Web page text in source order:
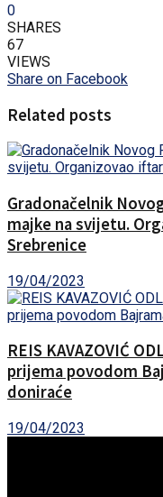
0
SHARES
67
VIEWS
Share on Facebook
Related posts
Gradonačelnik
majke na svijetu.
Srebrenice
19/04/2023
REIS KAVAZOVIĆ
prijema povodom
doniraće
19/04/2023